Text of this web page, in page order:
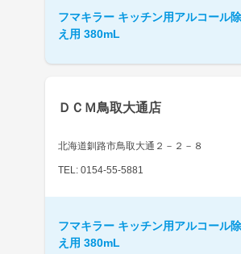
フマキラー キッチン用アルコール
え用 380mL
ＤＣＭ鳥取大通店
北海道釧路市鳥取大通２－２－８
TEL: 0154-55-5881
フマキラー キッチン用アルコール
え用 380mL